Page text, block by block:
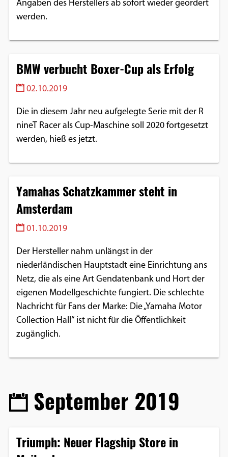
Angaben des Herstellers ab sofort wieder geordert
werden.
BMW verbucht Boxer-Cup als Erfolg
02.10.2019
Die in diesem Jahr neu aufgelegte Serie mit der R
nineT Racer als Cup-Maschine soll 2020 fortgesetzt
werden, hieß es jetzt.
Yamahas Schatzkammer steht in
Amsterdam
01.10.2019
Der Hersteller nahm unlängst in der
niederländischen Hauptstadt eine Einrichtung ans
Netz, die als eine Art Gendatenbank und Hort der
eigenen Modellgeschichte fungiert. Die schlechte
Nachricht für Fans der Marke: Die „Yamaha Motor
Collection Hall“ ist nicht für die Öffentlichkeit
zugänglich.
September 2019
Triumph: Neuer Flagship Store in